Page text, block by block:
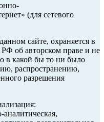
(для сетевого
сайте, охраняется в
РФ об авторском праве и не
в какой бы то ни было
распространению,
разрешения